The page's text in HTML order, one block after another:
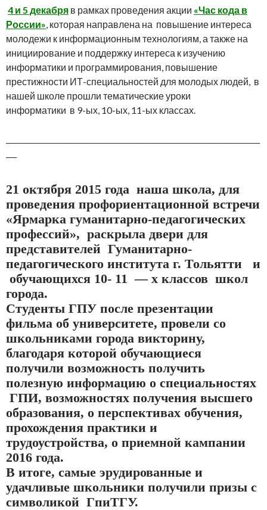
4 и 5 декабря в рамках проведения акции «Час кода в
России» , которая направлена на повышение интереса
молодежи к информационным технологиям, а также на
инициирование и поддержку интереса к изучению
информатики и программирования, повышение
престижности ИТ-специальностей для молодых людей, в
нашей школе прошли тематические уроки
информатики в 9-ых, 10-ых, 11-ых классах.
21 октября 2015 года наша школа, для
проведения профориентационной встречи
«Ярмарка гуманитарно-педагогических
профессий», раскрыла двери для
представителей Гуманитарно-
педагогического института г. Тольятти и
обучающихся 10- 11 — х классов школ
города.
Студенты ГПУ после презентации
фильма об университете, провели со
школьниками города викторину,
благодаря которой обучающиеся
получили возможность получить
полезную информацию о специальностях
ГПИ, возможностях получения высшего
образования, о перспективах обучения,
прохождения практики и
трудоустройства, о приемной кампании
2016 года.
В итоге, самые эрудированные и
удачливые школьники получили призы с
символикой ГпиТГУ.